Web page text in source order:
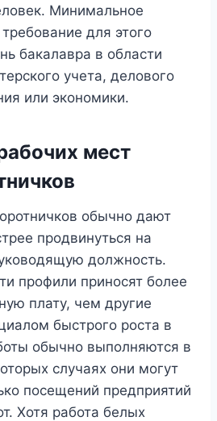
Минимальное
для этого
бакалавра в области
учета, делового
или экономики.
мест
обычно дают
продвинуться на
должность.
профили приносят более
плату, чем другие
быстрого роста в
обычно выполняются в
случаях они могут
посещений предприятий
Хотя работа белых